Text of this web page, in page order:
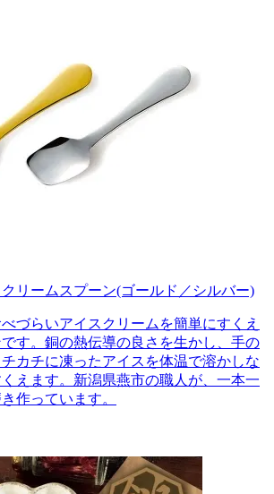
リームスプーン(ゴールド／シルバー)
づらいアイスクリームを簡単にすくえ
す。銅の熱伝導の良さを生かし、手の
カチに凍ったアイスを体温で溶かしな
えます。新潟県燕市の職人が、一本一
作っています。